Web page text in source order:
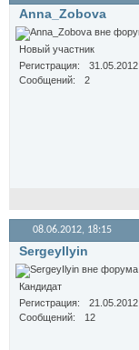
Anna_Zobova
Новый участник
Регистрация
31.05.2012
Сообщений
2
08.06.2012, 18:15
SergeyIlyin
Кандидат
Регистрация
21.05.2012
Сообщений
12